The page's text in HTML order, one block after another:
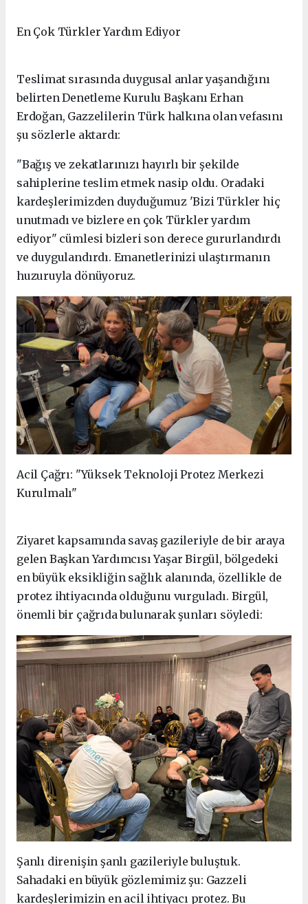
En Çok Türkler Yardım Ediyor
Teslimat sırasında duygusal anlar yaşandığını
belirten Denetleme Kurulu Başkanı Erhan
Erdoğan, Gazzelilerin Türk halkına olan vefasını
şu sözlerle aktardı:
"Bağış ve zekatlarınızı hayırlı bir şekilde
sahiplerine teslim etmek nasip oldu. Oradaki
kardeşlerimizden duyduğumuz 'Bizi Türkler hiç
unutmadı ve bizlere en çok Türkler yardım
ediyor" cümlesi bizleri son derece gururlandırdı
ve duygulandırdı. Emanetlerinizi ulaştırmanın
huzuruyla dönüyoruz.
Acil Çağrı: "Yüksek Teknoloji Protez Merkezi
Kurulmalı"
Ziyaret kapsamında savaş gazileriyle de bir araya
gelen Başkan Yardımcısı Yaşar Birgül, bölgedeki
en büyük eksikliğin sağlık alanında, özellikle de
protez ihtiyacında olduğunu vurguladı. Birgül,
önemli bir çağrıda bulunarak şunları söyledi:
Şanlı direnişin şanlı gazileriyle buluştuk.
Sahadaki en büyük gözlemimiz şu: Gazzeli
kardeşlerimizin en acil ihtiyacı protez. Bu